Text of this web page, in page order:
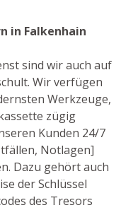
in Falkenhain
sind wir auch auf
Wir verfügen
Werkzeuge,
zügig
Kunden 24/7
Notlagen]
Dazu gehört auch
der Schlüssel
des Tresors